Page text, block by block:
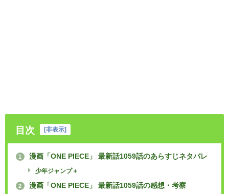
目次 [非表示]
1 漫画「ONE PIECE」 最新話1059話のあらすじネタバレ
少年ジャンプ＋
2 漫画「ONE PIECE」 最新話1059話の感想・考察